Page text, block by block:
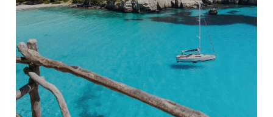
Kurs auf Apulien, Albanien und die Akropolis von Athen
Von Rhodos und Kreta nach Neapel und Rom
Durchfahrt durch die Straße von Messina
EN SAVOIR +